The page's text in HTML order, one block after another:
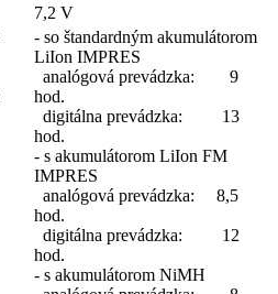
7,2 V
- so štandardným akumulátorom
LiIon IMPRES
analógová prevádzka: 9
hod.
digitálna prevádzka: 13
hod.
- s akumulátorom LiIon FM
IMPRES
analógová prevádzka: 8,5
hod.
digitálna prevádzka: 12
hod.
- s akumulátorom NiMH